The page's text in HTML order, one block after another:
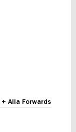
+ Alla Forwards